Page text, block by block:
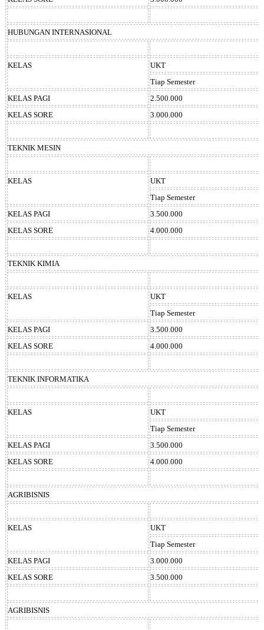
HUBUNGAN INTERNASIONAL
KELAS
UKT
Tiap Semester
KELAS PAGI
2.500.000
KELAS SORE
3.000.000
TEKNIK MESIN
KELAS
UKT
Tiap Semester
KELAS PAGI
3.500.000
KELAS SORE
4.000.000
TEKNIK KIMIA
KELAS
UKT
Tiap Semester
KELAS PAGI
3.500.000
KELAS SORE
4.000.000
TEKNIK INFORMATIKA
KELAS
UKT
Tiap Semester
KELAS PAGI
3.500.000
KELAS SORE
4.000.000
AGRIBISNIS
KELAS
UKT
Tiap Semester
KELAS PAGI
3.000.000
KELAS SORE
3.500.000
AGRIBISNIS